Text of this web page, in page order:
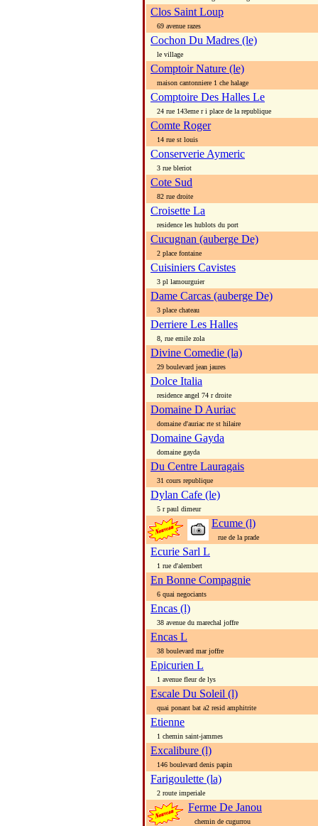
Clos Saint Loup
69 avenue razes
Cochon Du Madres (le)
le village
Comptoir Nature (le)
maison cantonniere 1 che halage
Comptoire Des Halles Le
24 rue 143eme r i place de la republique
Comte Roger
14 rue st louis
Conserverie Aymeric
3 rue bleriot
Cote Sud
82 rue droite
Croisette La
residence les hublots du port
Cucugnan (auberge De)
2 place fontaine
Cuisiniers Cavistes
3 pl lamourguier
Dame Carcas (auberge De)
3 place chateau
Derriere Les Halles
8, rue emile zola
Divine Comedie (la)
29 boulevard jean jaures
Dolce Italia
residence angel 74 r droite
Domaine D Auriac
domaine d'auriac rte st hilaire
Domaine Gayda
domaine gayda
Du Centre Lauragais
31 cours republique
Dylan Cafe (le)
5 r paul dimeur
Ecume (l)
rue de la prade
Ecurie Sarl L
1 rue d'alembert
En Bonne Compagnie
6 quai negociants
Encas (l)
38 avenue du marechal joffre
Encas L
38 boulevard mar joffre
Epicurien L
1 avenue fleur de lys
Escale Du Soleil (l)
quai ponant bat a2 resid amphitrite
Etienne
1 chemin saint-jammes
Excalibure (l)
146 boulevard denis papin
Farigoulette (la)
2 route imperiale
Ferme De Janou
chemin de cugurrou